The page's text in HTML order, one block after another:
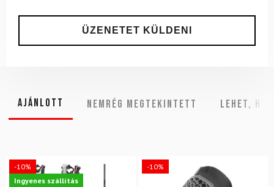
Ajánlott NEMRÉG MEGTEKINTETT Lehet,
-10%
Ingyenes szállítás
-10%